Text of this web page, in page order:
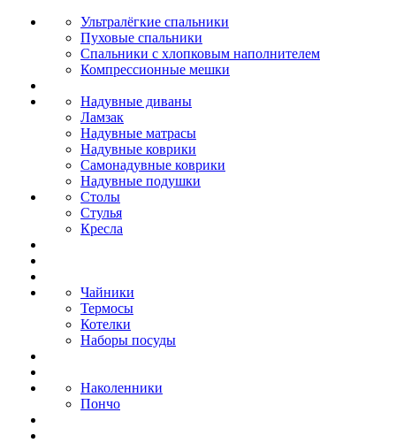
Ультралёгкие спальники
Пуховые спальники
Спальники с хлопковым наполнителем
Компрессионные мешки
Надувные диваны
Ламзак
Надувные матрасы
Надувные коврики
Самонадувные коврики
Надувные подушки
Столы
Стулья
Кресла
Чайники
Термосы
Котелки
Наборы посуды
Наколенники
Пончо